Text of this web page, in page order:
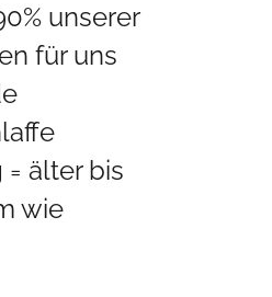
unserer
für uns
älter bis
wie